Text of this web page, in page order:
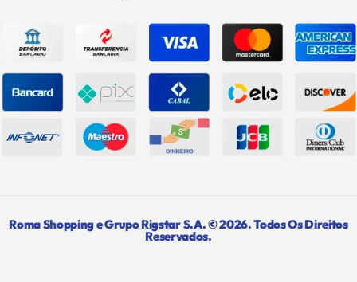
Roma Shopping e Grupo Rigstar S.A. © 2026. Todos Os Direitos
Reservados.